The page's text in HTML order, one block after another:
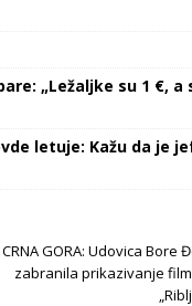
„Ležaljke su 1 €, a
letuje: Kažu da je
CRNA GORA: Udovica Bore
zabranila prikazivanje